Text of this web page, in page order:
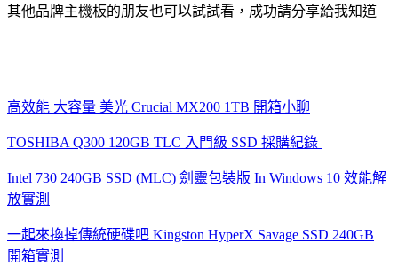
其他品牌主機板的朋友也可以試試看，成功請分享給我知道
高效能 大容量 美光 Crucial MX200 1TB 開箱小聊
TOSHIBA Q300 120GB TLC 入門級 SSD 採購紀錄
Intel 730 240GB SSD (MLC) 劍靈包裝版 In Windows 10 效能解
放實測
一起來換掉傳統硬碟吧 Kingston HyperX Savage SSD 240GB
開箱實測